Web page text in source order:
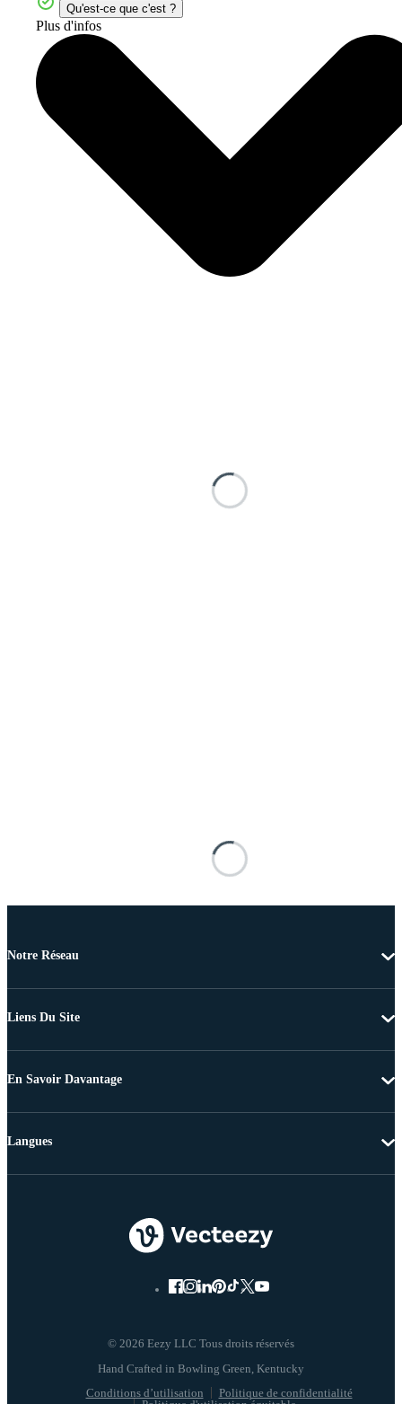
Qu'est-ce que c'est ?
Plus d'infos
Notre Réseau
Liens Du Site
En Savoir Davantage
© 2026 Eezy LLC Tous droits réservés
Conditions d’utilisation
Politique de confidentialité
Langues